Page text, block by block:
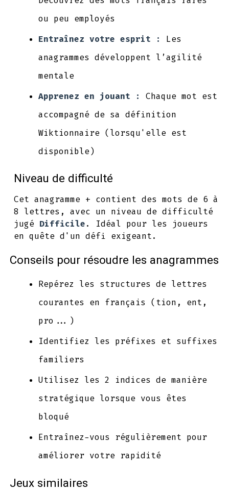
ou peu employés
Entraînez votre esprit :
Les
anagrammes développent l’agilité
mentale
Apprenez en jouant :
Chaque mot est
accompagné de sa définition
Wiktionnaire (lorsqu'elle est
disponible)
Niveau de difficulté
Cet anagramme + contient des mots de 6 à
8 lettres, avec un niveau de difficulté
jugé Difficile. Idéal pour les joueurs
en quête d'un défi exigeant.
Conseils pour résoudre les anagrammes
Repérez les structures de lettres
courantes en français (tion, ent,
pro...)
Identifiez les préfixes et suffixes
familiers
Utilisez les 2 indices de manière
stratégique lorsque vous êtes
bloqué
Entraînez-vous régulièrement pour
améliorer votre rapidité
Jeux similaires